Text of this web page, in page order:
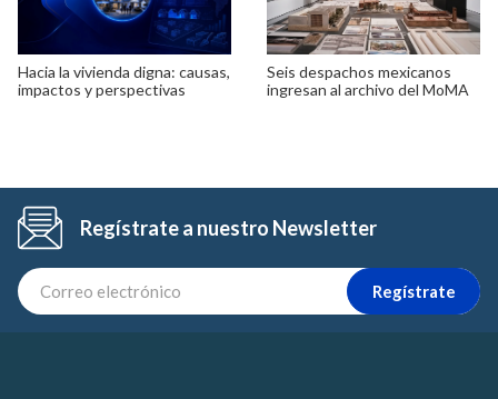
Hacia la vivienda digna: causas,
impactos y perspectivas
Seis despachos mexicanos
ingresan al archivo del MoMA
Regístrate a nuestro Newsletter
Regístrate